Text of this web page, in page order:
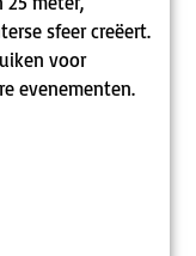
sfeer creëert.
voor
evenementen.